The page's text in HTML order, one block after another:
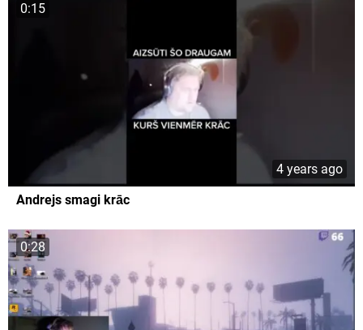
0:15
4 years ago
Andrejs smagi krāc
0:28